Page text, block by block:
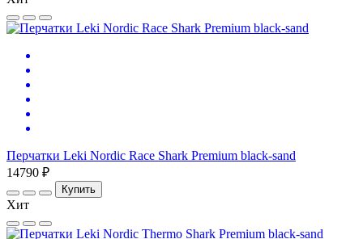
Перчатки Leki Nordic Race Shark Premium black-sand
14790 ₽
Купить
Хит